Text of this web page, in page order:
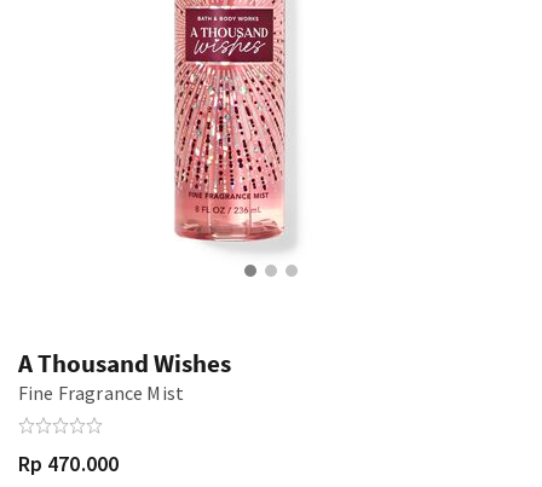
A Thousand Wishes
Fine Fragrance Mist
Rp 470.000